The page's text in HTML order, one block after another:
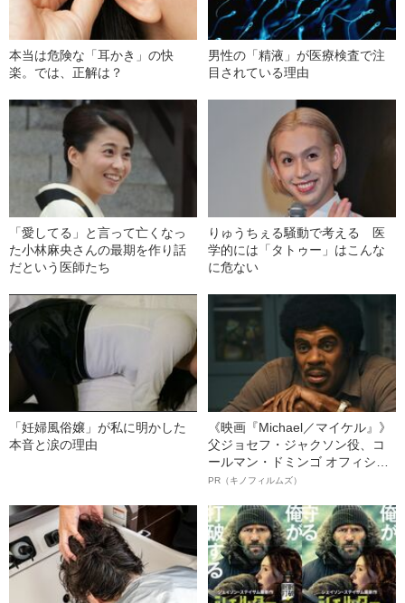
本当は危険な「耳かき」の快
楽。では、正解は？
男性の「精液」が医療検査で注
目されている理由
「愛してる」と言って亡くなっ
た小林麻央さんの最期を作り話
だという医師たち
りゅうちぇる騒動で考える 医
学的には「タトゥー」はこんな
に危ない
「妊婦風俗嬢」が私に明かした
本音と涙の理由
《映画『Michael／マイケル』》
父ジョセフ・ジャクソン役、コ
ールマン・ドミンゴ オフィシャ
ルインタビュー“観客を魅了した
語る”《日本興収70億円突破》
PR（キノフィルムズ）